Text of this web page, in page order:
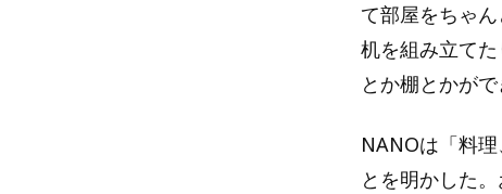
て部屋をちゃ
机を組み立て
とか棚とかが
NANOは「料
とを明かした